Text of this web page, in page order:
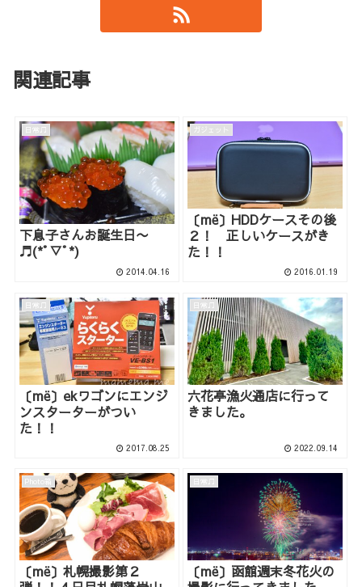
関連記事
日常♫
下息子さんお誕生日〜
♬(*ﾟ▽ﾟ*)
2014.04.16
ガジェット
〔më〕HDDケースその後
２！ 正しいケースがき
た！！
2016.01.19
日常♫
〔më〕ekワゴンにエンジ
ンスターターがつい
た！！
2017.08.25
日常♫
六花亭漁火通店に行って
きました。
2022.09.14
Photo箱
〔më〕札幌撮影第２
日常♫
〔më〕函館週末冬花火の